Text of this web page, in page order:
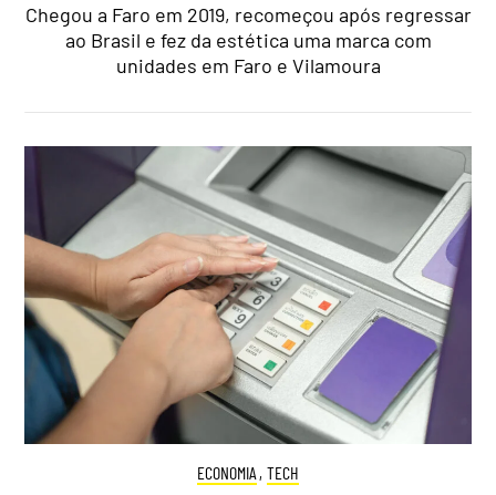
Chegou a Faro em 2019, recomeçou após regressar
ao Brasil e fez da estética uma marca com
unidades em Faro e Vilamoura
ECONOMIA , TECH